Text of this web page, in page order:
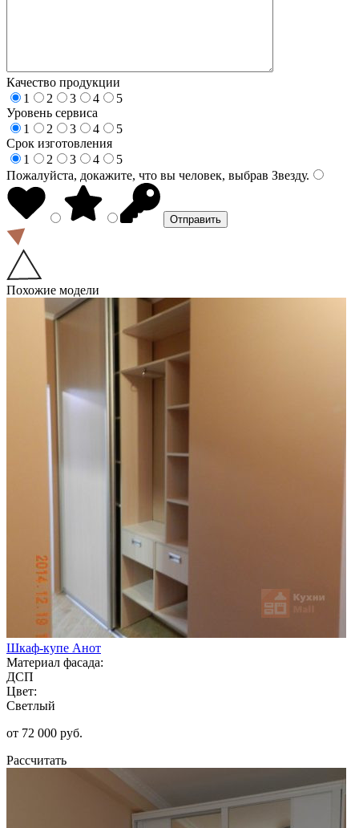
Качество продукции
1
2 3 4
5
Уровень сервиса
1
2 3 4
5
Срок изготовления
1
2 3 4
5
Пожалуйста, докажите, что вы человек, выбрав Звезду.
Похожие модели
Шкаф-купе Анот
Материал фасада:
ДСП
Цвет:
Светлый
от 72 000 руб.
Рассчитать